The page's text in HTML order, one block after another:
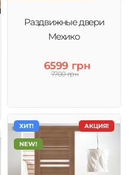
Раздвижные двери
Мехико
6599 грн
7700 грн
АКЦИЯ!
ХИТ!
NEW!